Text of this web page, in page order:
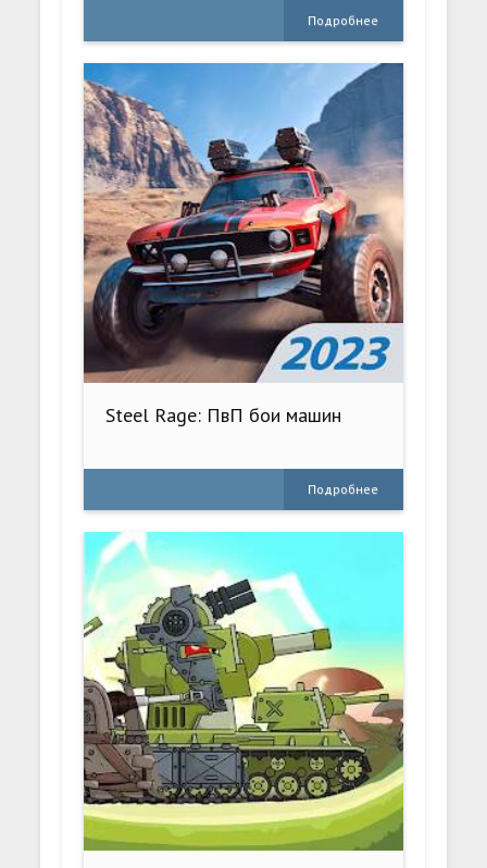
Подробнее
Steel Rage: ПвП бои машин
Подробнее